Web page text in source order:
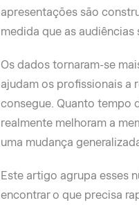
apresentações são
medida que as
Os dados tornaram-se
ajudam os profissionais a
consegue. Quanto tempo
realmente melhoram a
uma mudança
Este artigo agrupa esses
encontrar o que precisa